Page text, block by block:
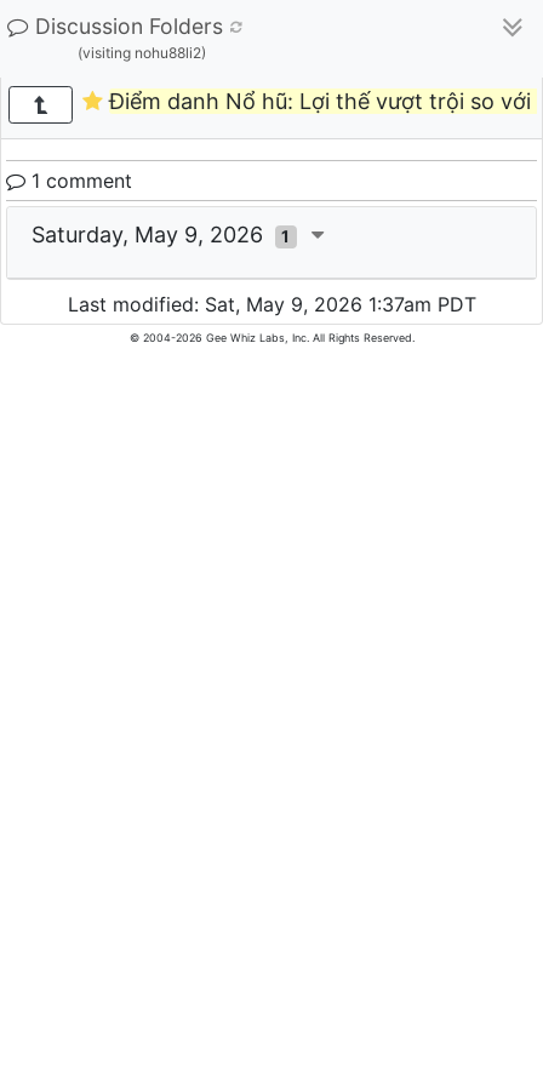
Discussion Folders
(visiting nohu88li2)
Điểm danh Nổ hũ: Lợi thế vượt trội so với
1 comment
Saturday, May 9, 2026 1
Last modified: Sat, May 9, 2026 1:37am PDT
© 2004-2026 Gee Whiz Labs, Inc. All Rights Reserved.